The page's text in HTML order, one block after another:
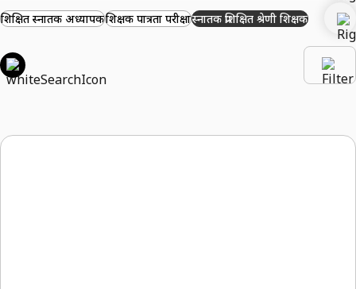
प्रशिक्षित स्नातक अध्यापकशिक्षक पात्रता परीक्षास्नातक प्रशिक्षित श्रेणी शिक्षक